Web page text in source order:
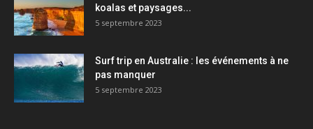
koalas et paysages...
5 septembre 2023
Surf trip en Australie : les événements à ne
pas manquer
5 septembre 2023